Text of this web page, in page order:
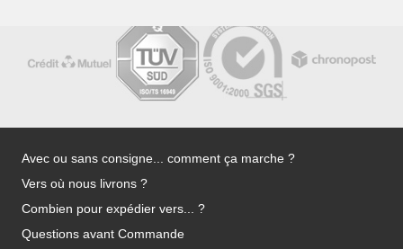
Avec ou sans consigne... comment ça marche ?
Vers où nous livrons ?
Combien pour expédier vers... ?
Questions avant Commande